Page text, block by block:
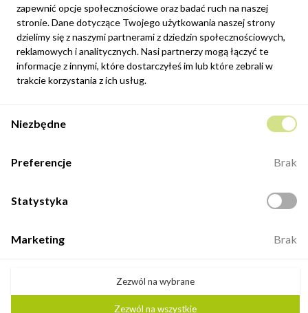
Newsletter
Możesz zrezygnować w każdej chwili. W tym celu należy odnaleźć
szczegóły w naszej informacji prawnej.
Zapisz się
internetowego.
Kontakt
Otwarte: 8:00 -16:00
zapewnić opcje społecznościowe oraz badać ruch na naszej
stronie. Dane dotyczące Twojego użytkowania naszej strony
dzielimy się z naszymi partnerami z dziedzin społecznościowych,
reklamowych i analitycznych. Nasi partnerzy mogą łączyć te
informacje z innymi, które dostarczyłeś im lub które zebrali w
trakcie korzystania z ich usług.
Niezbędne
Preferencje Brak
Statystyka
Marketing Brak
Zezwól na wybrane
Zezwól na wszystkie